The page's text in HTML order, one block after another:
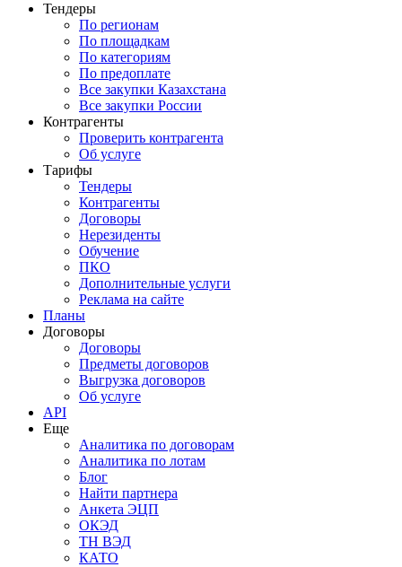
Тендеры
По регионам
По площадкам
По категориям
По предоплате
Все закупки Казахстана
Все закупки России
Контрагенты
Проверить контрагента
Об услуге
Тарифы
Тендеры
Контрагенты
Договоры
Нерезиденты
Обучение
ПКО
Дополнительные услуги
Реклама на сайте
Планы
Договоры
Договоры
Предметы договоров
Выгрузка договоров
Об услуге
API
Еще
Аналитика по договорам
Аналитика по лотам
Блог
Найти партнера
Анкета ЭЦП
ОКЭД
ТН ВЭД
КАТО